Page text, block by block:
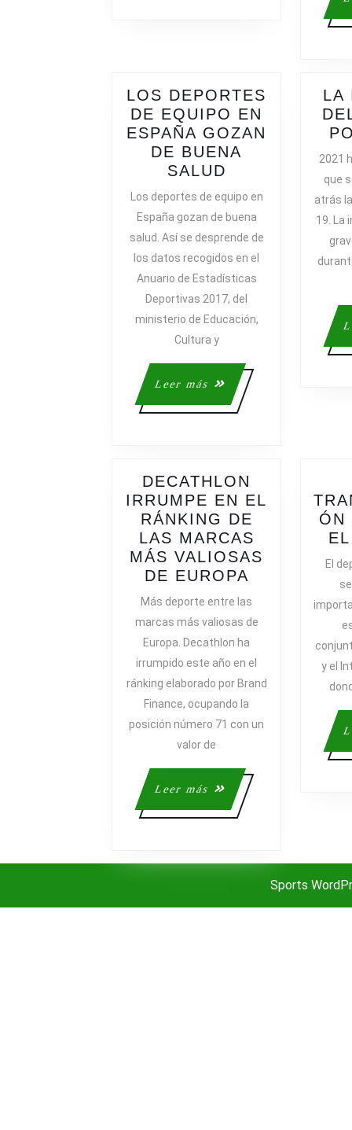
LOS DEPORTES
DE EQUIPO EN
ESPAÑA GOZAN
DE BUENA
SALUD
DEPORTES
DE
EQUIPO
EN
ESPAÑA
GOZAN
DE
BUENA
Los deportes de equipo en
España gozan de buena
salud. Así se desprende de
los datos recogidos en el
Anuario de Estadísticas
Deportivas 2017, del
ministerio de Educación,
Cultura y
Leer más
Leer
más
LA
2021
que
atrás
19. La
DECATHLON
IRRUMPE EN EL
RÁNKING DE
LAS MARCAS
MÁS VALIOSAS
DE EUROPA
EL
RÁNKING
DE
LAS
MARCAS
MÁS
VALIOSAS
EUROPA
Más deporte entre las
marcas más valiosas de
Europa. Decathlon ha
irrumpido este año en el
ránking elaborado por Brand
Finance, ocupando la
posición número 71 con un
valor de
Leer más
Leer
más
ÓN
El
y el
Sports